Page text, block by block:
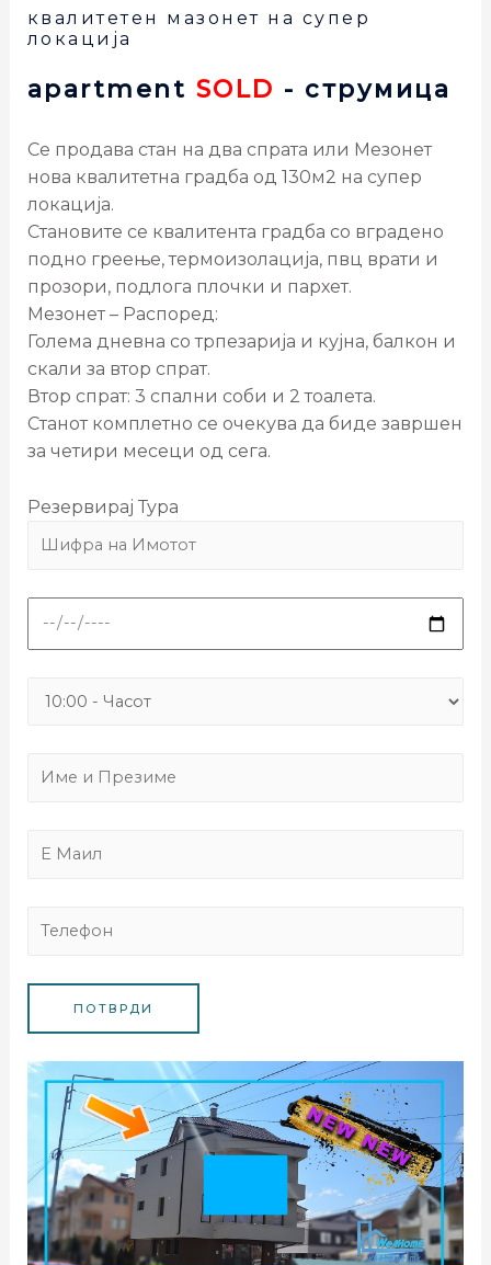
квалитетен мазонет на супер
локација
apartment SOLD - струмица
Се продава стан на два спрата или Мезонет
нова квалитетна градба од 130м2 на супер
локација.
Становите се квалитента градба со вградено
подно греење, термоизолација, пвц врати и
прозори, подлога плочки и пархет.
Мезонет – Распоред:
Голема дневна со трпезарија и кујна, балкон и
скали за втор спрат.
Втор спрат: 3 спални соби и 2 тоалета.
Станот комплетно се очекува да биде завршен
за четири месеци од сега.
Резервирај Тура